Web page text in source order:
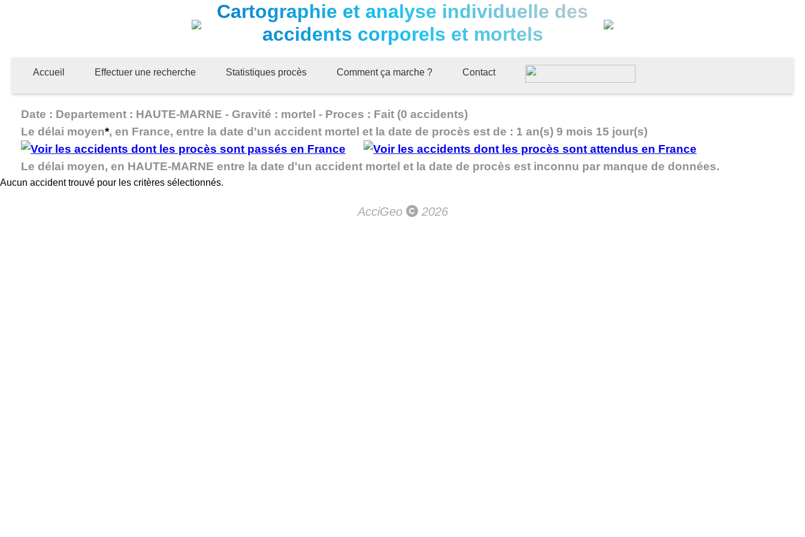
Cartographie et analyse individuelle des
accidents corporels et mortels
Accueil Effectuer une recherche Statistiques procès Comment ça marche ? Contact
Date : Departement : HAUTE-MARNE - Gravité : mortel - Proces : Fait (0 accidents)
Le délai moyen*, en France, entre la date d'un accident mortel et la date de procès est de : 1 an(s) 9 mois 15 jour(s)
Le délai moyen, en HAUTE-MARNE entre la date d'un accident mortel et la date de procès est inconnu par manque de données.
Aucun accident trouvé pour les critères sélectionnés.
AcciGeo 2026